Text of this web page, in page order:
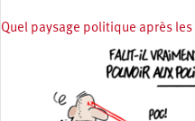
Quel paysage politique après les